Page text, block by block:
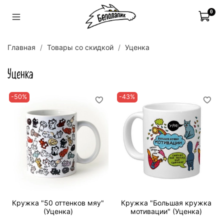
0
Главная Товары со скидкой Уценка
Уценка
-50%
Кружка "50 оттенков мяу"
(Уценка)
-43%
Кружка "Большая кружка
мотивации" (Уценка)